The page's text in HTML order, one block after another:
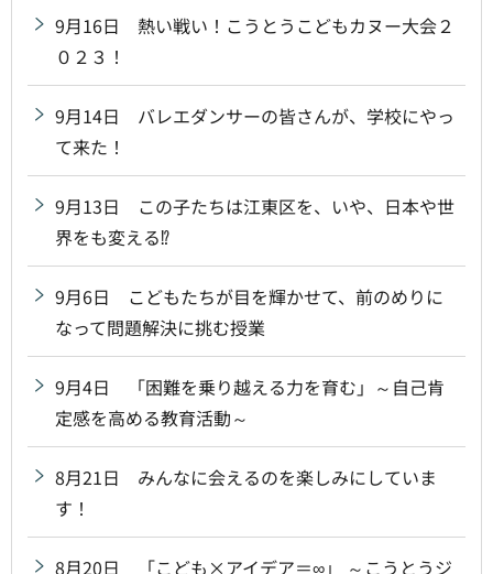
9月16日 熱い戦い！こうとうこどもカヌー大会２
０２３！
9月14日 バレエダンサーの皆さんが、学校にやっ
て来た！
9月13日 この子たちは江東区を、いや、日本や世
界をも変える⁉
9月6日 こどもたちが目を輝かせて、前のめりに
なって問題解決に挑む授業
9月4日 「困難を乗り越える力を育む」～自己肯
定感を高める教育活動～
8月21日 みんなに会えるのを楽しみにしていま
す！
8月20日 「こども×アイデア＝∞」 ～こうとうジ